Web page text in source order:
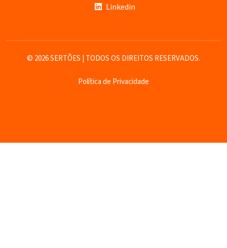
Linkedin
© 2026 SERTÕES | TODOS OS DIREITOS RESERVADOS.
Política de Privacidade